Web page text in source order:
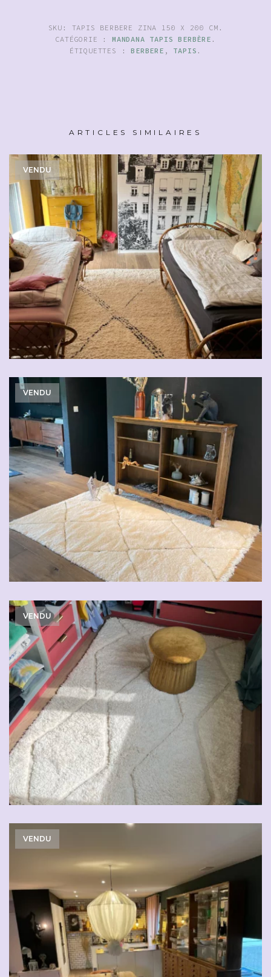
SKU: TAPIS BERBERE ZINA 150 X 200 CM .
CATÉGORIE : MANDANA TAPIS BERBÈRE .
ÉTIQUETTES :BERBERE , TAPIS .
ARTICLES SIMILAIRES
VENDU
VENDU
VENDU
VENDU